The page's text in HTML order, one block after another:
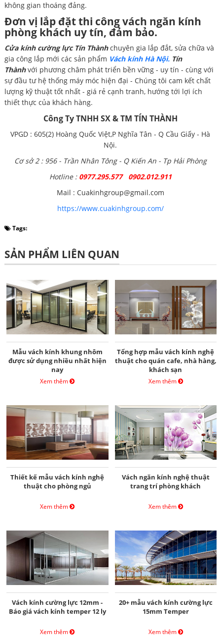
không gian thoáng đảng.
Đơn vị lắp đặt thi công vách ngăn kính
phòng khách uy tín, đảm bảo.
Cửa kính cường lực Tín Thànhchuyên gia lắp đắt, sửa chữa và
gia công lắp mới các sản phẩm Vách kính Hà Nội. Tín
Thànhvới phương châm phát triển bền vững - uy tín - cùng với
sự đầu tư hệ thống máy móc hiện đại - Chúng tôi cam kết chất
lượng kỹ thuật tốt nhất - giá rẻ cạnh tranh, hướng tới lợi ích
thiết thực của khách hàng.
Công Ty TNHH SX & TM TÍN THÀNH
VPGD : 605(2) Hoàng Quốc Việt,P Nghĩa Tân - Q Cầu Giấy - Hà
Nội.
Cơ sở 2 : 956 - Trần Nhân Tông - Q Kiến An - Tp Hải Phòng
Hotline : 0977.295.577 0902.012.911
Mail : Cuakinhgroup@gmail.com
https://www.cuakinhgroup.com/
Tags:
SẢN PHẨM LIÊN QUAN
Mẫu vách kính khung nhôm
được sử dụng nhiều nhất hiện
nay
Xem thêm
Tổng hợp mẫu vách kính nghệ
thuật cho quán cafe, nhà hàng,
khách sạn
Xem thêm
Thiết kế mẫu vách kính nghệ
thuật cho phòng ngủ
Xem thêm
Vách ngăn kính nghệ thuật
trang trí phòng khách
Xem thêm
Vách kính cường lực 12mm -
Báo giá vách kính temper 12 ly
Xem thêm
20+ mẫu vách kính cường lực
15mm Temper
Xem thêm